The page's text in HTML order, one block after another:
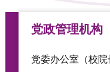
党政管理机构
党委办公室（校院